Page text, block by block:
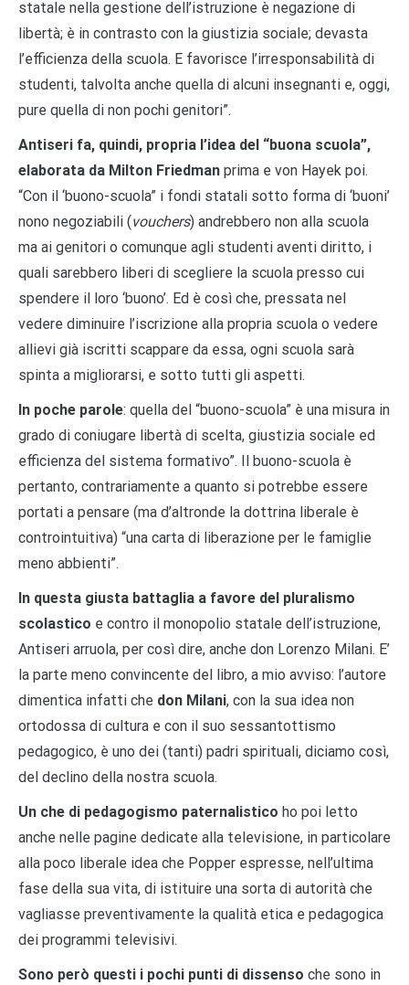
statale nella gestione dell’istruzione è negazione di
libertà; è in contrasto con la giustizia sociale; devasta
l’efficienza della scuola. E favorisce l’irresponsabilità di
studenti, talvolta anche quella di alcuni insegnanti e, oggi,
pure quella di non pochi genitori”.
Antiseri fa, quindi, propria l’idea del “buona scuola”,
elaborata da Milton Friedman prima e von Hayek poi.
“Con il ‘buono-scuola” i fondi statali sotto forma di ‘buoni’
nono negoziabili (vouchers) andrebbero non alla scuola
ma ai genitori o comunque agli studenti aventi diritto, i
quali sarebbero liberi di scegliere la scuola presso cui
spendere il loro ‘buono’. Ed è così che, pressata nel
vedere diminuire l’iscrizione alla propria scuola o vedere
allievi già iscritti scappare da essa, ogni scuola sarà
spinta a migliorarsi, e sotto tutti gli aspetti.
In poche parole: quella del “buono-scuola” è una misura in
grado di coniugare libertà di scelta, giustizia sociale ed
efficienza del sistema formativo”. Il buono-scuola è
pertanto, contrariamente a quanto si potrebbe essere
portati a pensare (ma d’altronde la dottrina liberale è
controintuitiva) “una carta di liberazione per le famiglie
meno abbienti”.
In questa giusta battaglia a favore del pluralismo
scolastico e contro il monopolio statale dell’istruzione,
Antiseri arruola, per così dire, anche don Lorenzo Milani. E’
la parte meno convincente del libro, a mio avviso: l’autore
dimentica infatti che don Milani, con la sua idea non
ortodossa di cultura e con il suo sessantottismo
pedagogico, è uno dei (tanti) padri spirituali, diciamo così,
del declino della nostra scuola.
Un che di pedagogismo paternalistico ho poi letto
anche nelle pagine dedicate alla televisione, in particolare
alla poco liberale idea che Popper espresse, nell’ultima
fase della sua vita, di istituire una sorta di autorità che
vagliasse preventivamente la qualità etica e pedagogica
dei programmi televisivi.
Sono però questi i pochi punti di dissenso che sono in